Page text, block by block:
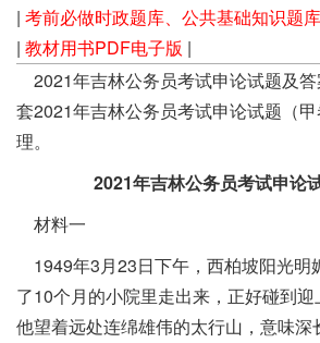
| 考前必做时政题库、公共基础知识题库
| 教材用书PDF电子版 |
2021年吉林公务员考试申论试题及
套2021年吉林公务员考试申论试题（
理。
2021年吉林公务员考试申论
材料一
1949年3月23日下午，西柏坡阳光明
了10个月的小院里走出来，正好碰到迎
他望着远处连绵雄伟的太行山，意味深